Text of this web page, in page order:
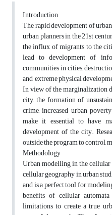
Introduction
The rapid development of
urban planners in the 21st
the influx of migrants to the
lead to development of
communities in cities,
and extreme physical
In view of the marginalization
city, the formation of
crime, increased urban
make it essential to have
development of the city.
outside the program to control,
Methodology
Urban modelling in the
cellular geography in urban
and is a perfect tool for
benefits of cellular
limitations to create a true